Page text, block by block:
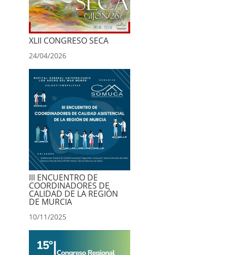
XLII CONGRESO SECA
24/04/2026
III ENCUENTRO DE
COORDINADORES DE
CALIDAD DE LA REGIÓN
DE MURCIA
10/11/2025